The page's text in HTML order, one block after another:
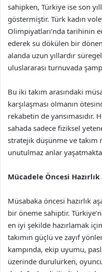
sahipken, Türkiye ise son
göstermiştir. Türk kadın
Olimpiyatları’nda tarihinin
ederek su dökülen bir
alanda uzun yıllardır
uluslararası turnuvada
Bu iki takım arasındaki
karşılaşması olmanın
rekabetin de yansımasıdır.
sahada sadece fiziksel
stratejik düşünme ve
unutulmaz anlar
Mücadele Öncesi Hazırlık
Müsabaka öncesi hazırlık
bir öneme sahiptir.
en iyi şekilde hazırlamak
takımın güçlü ve zayıf
kampında, ekip uyumu,
üzerinde durulurken,